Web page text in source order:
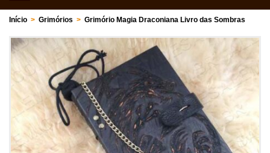
Início > Grimórios > Grimório Magia Draconiana Livro das Sombras